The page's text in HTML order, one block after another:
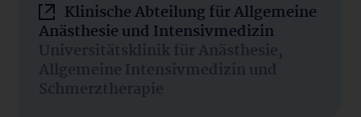
Klinische Abteilung für Allgemeine
Anästhesie und Intensivmedizin
Universitätsklinik für Anästhesie,
Allgemeine Intensivmedizin und
Schmerztherapie